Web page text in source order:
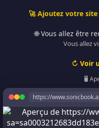
🚀 Ajoutez votre
🌐 Vous allez être
Vous allez
↻ Voir
🖥️